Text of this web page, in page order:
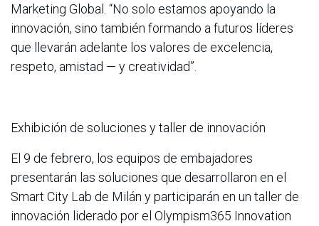
Marketing Global. “No solo estamos apoyando la
innovación, sino también formando a futuros líderes
que llevarán adelante los valores de excelencia,
respeto, amistad — y creatividad”.
Exhibición de soluciones y taller de innovación
El 9 de febrero, los equipos de embajadores
presentarán las soluciones que desarrollaron en el
Smart City Lab de Milán y participarán en un taller de
innovación liderado por el Olympism365 Innovation